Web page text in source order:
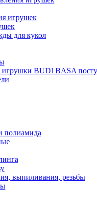
игрушек
для кукол
BUDI BASA
полиамида
выпиливания, резьбы